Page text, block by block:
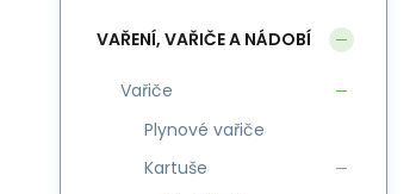
VAŘENÍ, VAŘIČE A NÁDOBÍ
Vařiče
Plynové vařiče
Kartuše